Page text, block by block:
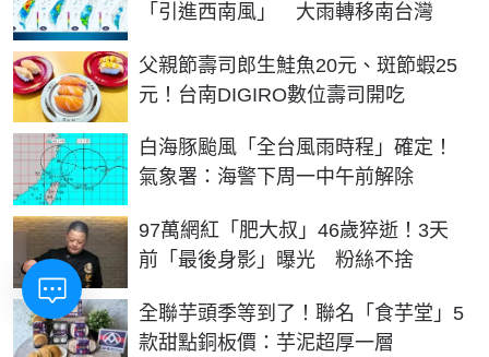
「引進西南風」 大雨轉移南台灣
父親節壽司郎生鮭魚20元、斑節蝦25
元！台南DIGIRO數位壽司開吃
白海豚颱風「全台風雨時程」確定！
氣象署：海警下周一中午前解除
97萬網紅「肥大叔」46歲猝逝！3天
前「最後身影」曝光 粉絲不捨
全聯芋頭季等到了！聯名「食芋堂」5
款甜點銅板價：芋泥超厚一層